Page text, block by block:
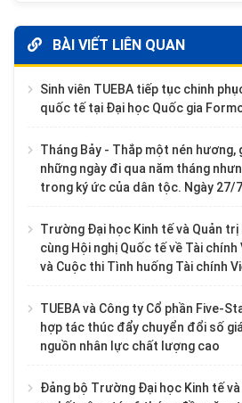
BÀI VIẾT LIÊN QUAN
Sinh viên TUEBA tiếp tục chinh
quốc tế tại Đại học Quốc gia
Tháng Bảy - Thắp một nén hương,
những ngày đi qua năm tháng
trong ký ức của dân tộc. Ngày 27/
Trường Đại học Kinh tế và Quản
cùng Hội nghị Quốc tế về Tài chính
và Cuộc thi Tình huống Tài chính
TUEBA và Công ty Cổ phần Five-
hợp tác thúc đẩy chuyển đổi số
nguồn nhân lực chất lượng cao
Đảng bộ Trường Đại học Kinh tế